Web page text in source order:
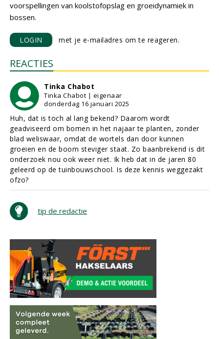
voorspellingen van koolstofopslag en groeidynamiek in
bossen.
LOGIN met je e-mailadres om te reageren.
REACTIES
Tinka Chabot
Tinka Chabot | eigenaar
donderdag 16 januari 2025
Huh, dat is toch al lang bekend? Daarom wordt
geadviseerd om bomen in het najaar te planten, zonder
blad weliswaar, omdat de wortels dan door kunnen
groeien en de boom steviger staat. Zo baanbrekend is dit
onderzoek nou ook weer niet. Ik heb dat in de jaren 80
geleerd op de tuinbouwschool. Is deze kennis weggezakt
ofzo?
tip de redactie